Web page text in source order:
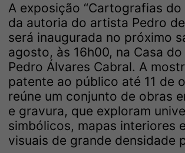
A exposição “Cartografias do
da autoria do artista Pedro
será inaugurada no próximo
agosto, às 16h00, na Casa
Pedro Álvares Cabral. A
patente ao público até 11 de
reúne um conjunto de obras
e gravura, que exploram
simbólicos, mapas interiores
visuais de grande densidade